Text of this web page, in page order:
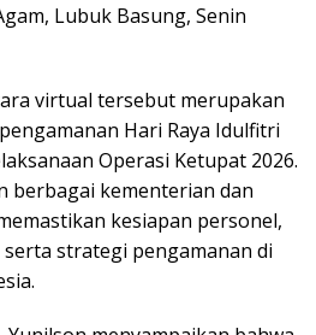
Lubuk Basung, Senin
virtual tersebut merupakan
Hari Raya Idulfitri
Operasi Ketupat 2026.
berbagai kementerian dan
kesiapan personel,
strategi pengamanan di